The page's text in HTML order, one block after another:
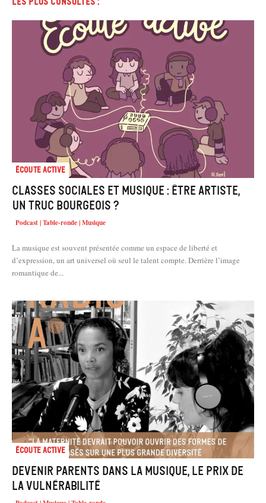
Écoute active
Classes sociales et musique : être artiste,
un truc bourgeois ?
Podcast | Table-ronde | Musique
La musique est souvent présentée comme un espace de liberté et
d’expression, un art universel où seul le talent compte. Derrière l’image
romantique de...
Écoute active
Devenir parents dans la musique, le prix de
la vulnérabilité